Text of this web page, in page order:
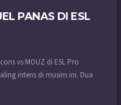
PANAS DI ESL
vs MOUZ di ESL Pro
intens di musim ini. Dua